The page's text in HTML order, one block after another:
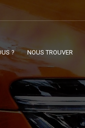
? NOUS TROUVER